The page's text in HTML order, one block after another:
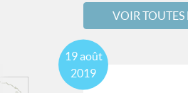
VOIR TOUTES
19août
2019